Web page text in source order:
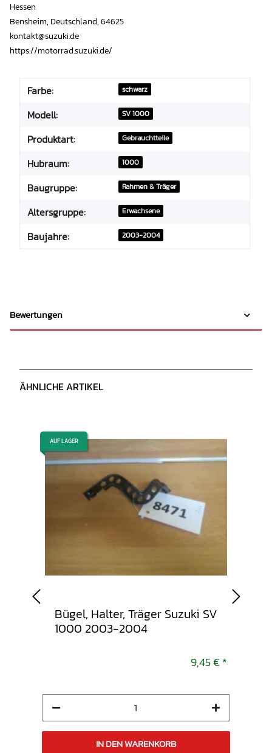
Hessen
Bensheim, Deutschland, 64625
kontakt@suzuki.de
https://motorrad.suzuki.de/
Farbe: schwarz
Modell: SV 1000
Produktart: Gebrauchtteile
Hubraum: 1000
Baugruppe: Rahmen & Träger
Altersgruppe: Erwachsene
Baujahre: 2003-2004
Bewertungen
ÄHNLICHE ARTIKEL
AUF LAGER
Bügel, Halter, Träger Suzuki SV
1000 2003-2004
9,45 € *
IN DEN WARENKORB